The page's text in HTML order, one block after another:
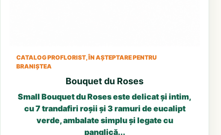
CATALOG PROFLORIST, ÎN AȘTEPTARE PENTRU
BRANIȘTEA
Bouquet du Roses
Small Bouquet du Roses este delicat și intim,
cu 7 trandafiri roșii și 3 ramuri de eucalipt
verde, ambalate simplu și legate cu
panglică...